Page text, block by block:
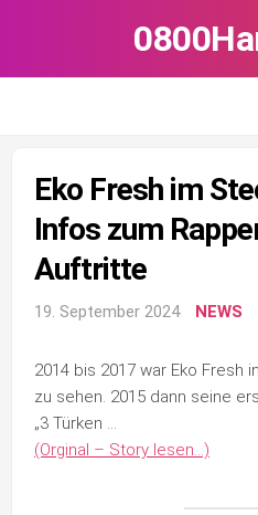
Eko Fresh im
Infos zum
Auftritte
19. September 2024 NEWS
2014 bis 2017 war Eko Fresh
zu sehen. 2015 dann seine
„3 Türken …
(Orginal – Story lesen…)